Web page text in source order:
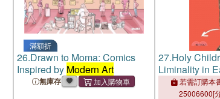
滿額折
26.Drawn to Moma: Comics
Inspired by Modern Art
無庫存
27.Holy
Liminality in
若需訂購本
25006600[